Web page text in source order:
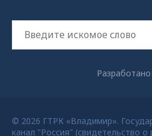
Разработано
© 2026 ГТРК «Владимир».
канал "Россия" (свидетельство